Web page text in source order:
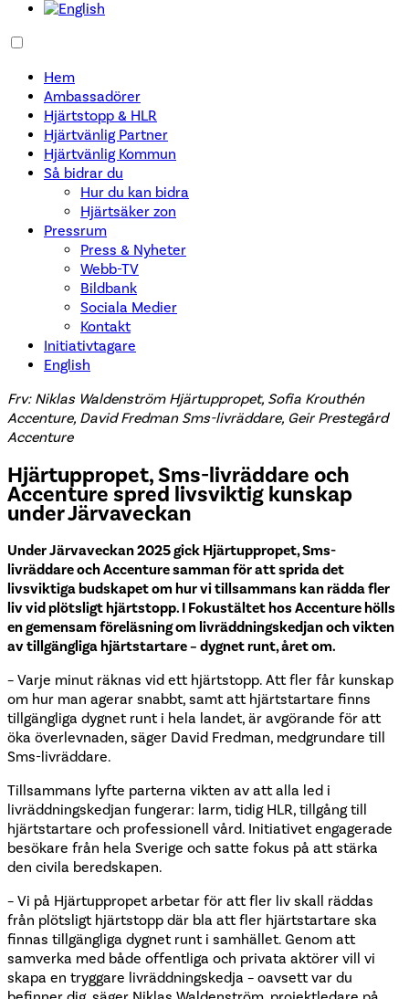
Hem
Ambassadörer
Hjärtstopp & HLR
Hjärtvänlig Partner
Hjärtvänlig Kommun
Så bidrar du
Hur du kan bidra
Hjärtsäker zon
Pressrum
Press & Nyheter
Webb-TV
Bildbank
Sociala Medier
Kontakt
Initiativtagare
English
Frv: Niklas Waldenström Hjärtuppropet, Sofia Krouthén
Accenture, David Fredman Sms-livräddare, Geir Prestegård
Accenture
Hjärtuppropet, Sms-livräddare och
Accenture spred livsviktig kunskap
under Järvaveckan
Under Järvaveckan 2025 gick Hjärtuppropet, Sms-
livräddare och Accenture samman för att sprida det
livsviktiga budskapet om hur vi tillsammans kan rädda fler
liv vid plötsligt hjärtstopp. I Fokustältet hos Accenture hölls
en gemensam föreläsning om livräddningskedjan och vikten
av tillgängliga hjärtstartare – dygnet runt, året om.
– Varje minut räknas vid ett hjärtstopp. Att fler får kunskap
om hur man agerar snabbt, samt att hjärtstartare finns
tillgängliga dygnet runt i hela landet, är avgörande för att
öka överlevnaden, säger David Fredman, medgrundare till
Sms-livräddare.
Tillsammans lyfte parterna vikten av att alla led i
livräddningskedjan fungerar: larm, tidig HLR, tillgång till
hjärtstartare och professionell vård. Initiativet engagerade
besökare från hela Sverige och satte fokus på att stärka
den civila beredskapen.
– Vi på Hjärtuppropet arbetar för att fler liv skall räddas
från plötsligt hjärtstopp där bla att fler hjärtstartare ska
finnas tillgängliga dygnet runt i samhället. Genom att
samverka med både offentliga och privata aktörer vill vi
skapa en tryggare livräddningskedja – oavsett var du